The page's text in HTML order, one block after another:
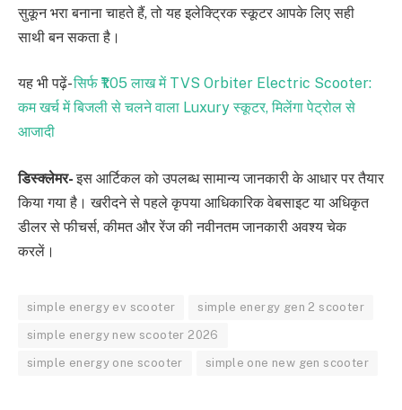
सुकून भरा बनाना चाहते हैं, तो यह इलेक्ट्रिक स्कूटर आपके लिए सही
साथी बन सकता है।
यह भी पढ़ें-सिर्फ ₹1.05 लाख में TVS Orbiter Electric Scooter:
कम खर्च में बिजली से चलने वाला Luxury स्कूटर, मिलेंगा पेट्रोल से
आजादी
डिस्क्लेमर-इस आर्टिकल को उपलब्ध सामान्य जानकारी के आधार पर तैयार
किया गया है। खरीदने से पहले कृपया आधिकारिक वेबसाइट या अधिकृत
डीलर से फीचर्स, कीमत और रेंज की नवीनतम जानकारी अवश्य चेक
करलें।
simple energy ev scooter simple energy gen 2 scooter
simple energy new scooter 2026
simple energy one scooter simple one new gen scooter